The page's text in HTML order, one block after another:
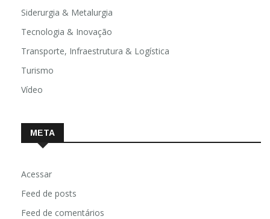
Siderurgia & Metalurgia
Tecnologia & Inovação
Transporte, Infraestrutura & Logística
Turismo
Vídeo
META
Acessar
Feed de posts
Feed de comentários